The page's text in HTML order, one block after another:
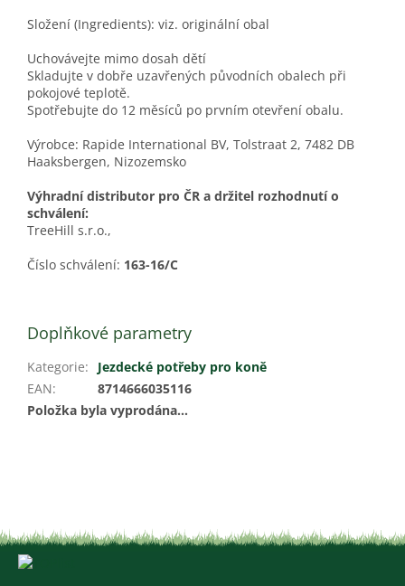
Složení (Ingredients): viz. originální obal
Uchovávejte mimo dosah dětí
Skladujte v dobře uzavřených původních obalech při
pokojové teplotě.
Spotřebujte do 12 měsíců po prvním otevření obalu.
Výrobce: Rapide International BV, Tolstraat 2, 7482 DB
Haaksbergen, Nizozemsko
Výhradní distributor pro ČR a držitel rozhodnutí o
schválení:
TreeHill s.r.o.,
Číslo schválení: 163-16/C
Doplňkové parametry
Kategorie:
Jezdecké potřeby pro koně
EAN:
8714666035116
Položka byla vyprodána…